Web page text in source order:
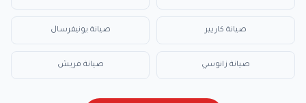
صيانة كاريير صيانة يونيفرسال
صيانة زانوسي صيانة فريش